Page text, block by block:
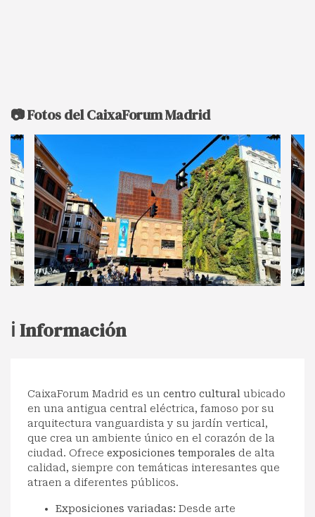
📷 Fotos del CaixaForum Madrid
ℹ️ Información
CaixaForum Madrid es un centro cultural ubicado
en una antigua central eléctrica, famoso por su
arquitectura vanguardista y su jardín vertical,
que crea un ambiente único en el corazón de la
ciudad. Ofrece exposiciones temporales de alta
calidad, siempre con temáticas interesantes que
atraen a diferentes públicos.
Exposiciones variadas: Desde arte